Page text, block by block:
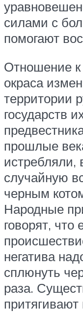
силами с
помогают
Отношение к
окраса
территории
государств
прошлые
истребляли,
случайную
черным
Народные
говорят, что
негатива
сплюнуть
раза.